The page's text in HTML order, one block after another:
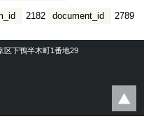
document_id 2789
2182
区下鴨半木町1番地29